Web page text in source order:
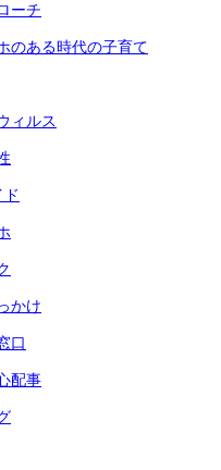
ーチ
のある時代の子育て
ィルス
かけ
口
配事